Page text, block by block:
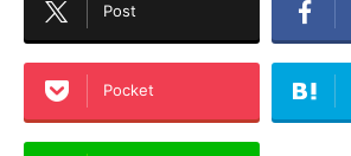
Post
Pocket